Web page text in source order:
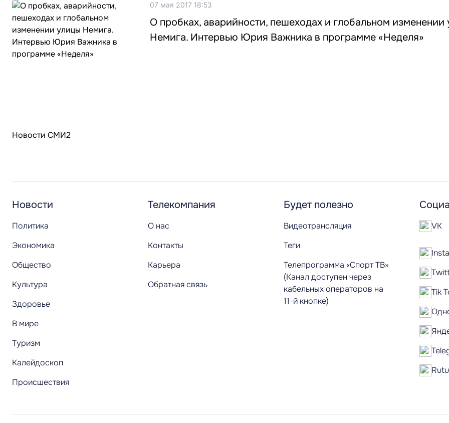
07 мая 2017 18:53
О пробках, аварийности, пешеходах и глобальном изменении
Немига. Интервью Юрия Важника в программе «Неделя»
Новости СМИ2
Новости
Политика
Экономика
Общество
Культура
Здоровье
В мире
Туризм
Калейдоскоп
Происшествия
Телекомпания
О нас
Контакты
Карьера
Обратная связь
Будет полезно
Видеотрансляция
Теги
Телепрограмма «Спорт ТВ»
(Канал доступен через
кабельных операторов на
11-й кнопке)
VK
Tik